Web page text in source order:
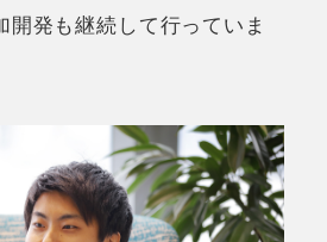
開発も継続して行っていま